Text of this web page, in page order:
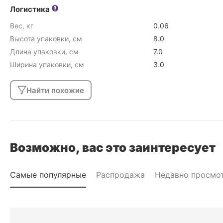
Логистика
Вес, кг
0.06
Высота упаковки, см
8.0
Длина упаковки, см
7.0
Ширина упаковки, см
3.0
Найти похожие
Возможно, вас это заинтересует
Самые популярные Распродажа Недавно